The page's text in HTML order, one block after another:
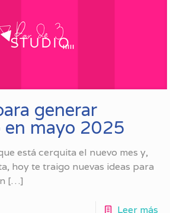
generar
mayo 2025
está cerquita el nuevo mes y,
hoy te traigo nuevas ideas para
[…]
Leer más